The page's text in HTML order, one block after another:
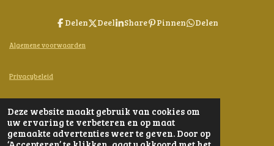
Deze website maakt gebruik van cookies om
uw ervaring te verbeteren en op maat
gemaakte advertenties weer te geven. Door op
Delen Deel Share Pinnen Delen
Algemene voorwaarden
Privacybeleid
Contact
© 2024 - 2026 Bijen-en-Kruiden
Powered by JouwWeb